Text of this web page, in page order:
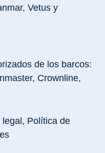
Vetus y
de los barcos:
Crownline,
, Política de